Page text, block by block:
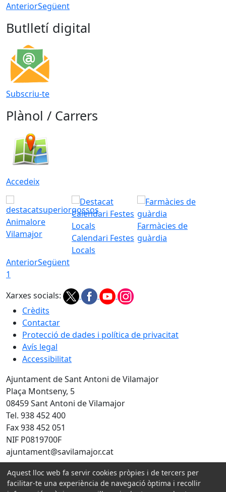
AnteriorSegüent
Butlletí digital
Subscriu-te
Plànol / Carrers
Accedeix
Animalore
Vilamajor
Calendari Festes
Locals
Farmàcies de
guàrdia
AnteriorSegüent
1
Xarxes socials:
Crèdits
Contactar
Protecció de dades i política de privacitat
Avís legal
Accessibilitat
Ajuntament de Sant Antoni de Vilamajor
Plaça Montseny, 5
08459 Sant Antoni de Vilamajor
Tel. 938 452 400
Fax 938 452 051
NIF P0819700F
ajuntament@savilamajor.cat
Amb la col·laboració de:
Aquest lloc web fa servir cookies pròpies i de tercers per
facilitar-te una experiència de navegació òptima i recollir